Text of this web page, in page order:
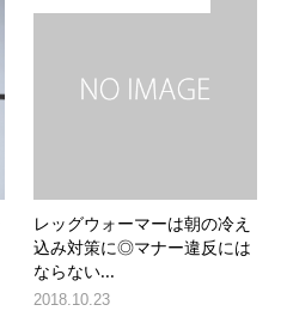
レッグウォーマーは朝の冷え
込み対策に◎マナー違反には
ならない...
2018.10.23